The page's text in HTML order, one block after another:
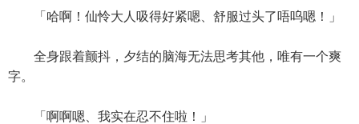
「哈啊！仙怜大人吸得好紧嗯、舒服过头了唔呜嗯！」
全身跟着颤抖，夕结的脑海无法思考其他，唯有一个爽
字。
「啊啊嗯、我实在忍不住啦！」